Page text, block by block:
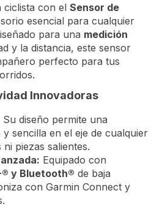
ciclista con el Sensor de
esencial para cualquier
para una medición
y la distancia, este sensor
perfecto para tus
Innovadoras
Su diseño permite una
sencilla en el eje de cualquier
piezas salientes.
Equipado con
y Bluetooth® de baja
con Garmin Connect y